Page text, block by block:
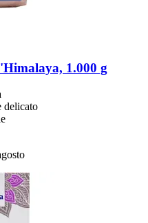
1.000 g
delicato